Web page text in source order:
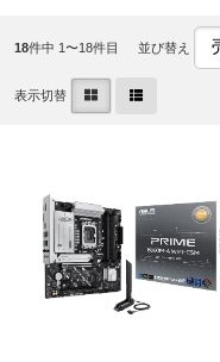
18件中 1〜18件目 並び替え
表示切替